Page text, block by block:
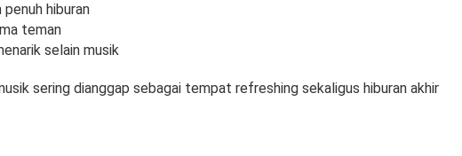
penuh hiburan
teman
selain musik
sering dianggap sebagai tempat refreshing sekaligus hiburan akhir